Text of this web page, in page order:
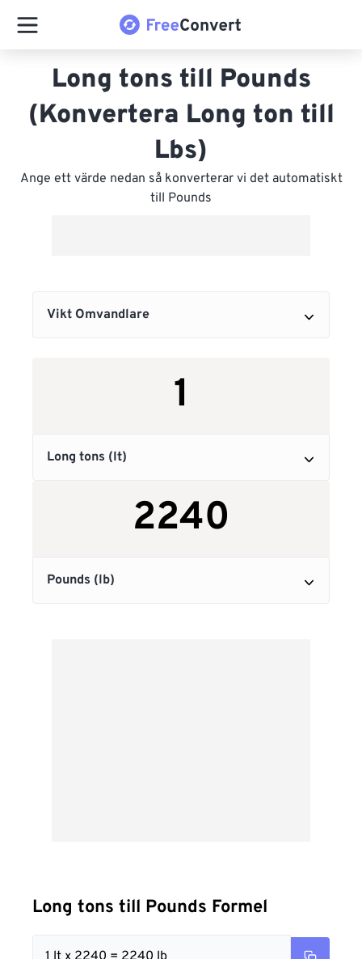
Long tons till Pounds
(Konvertera Long ton till
Lbs)
Ange ett värde nedan så konverterar vi det automatiskt
till Pounds
Long tons till Pounds Formel